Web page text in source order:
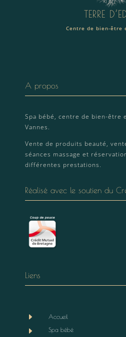
TERRE
Centre de bien-être
A propos
Spa bébé, centre de bien-être
Vannes.
Vente de produits beauté,
séances massage et
différentes prestations.
Réalisé avec le soutien du
Liens
E Accueil
E Spa bébé